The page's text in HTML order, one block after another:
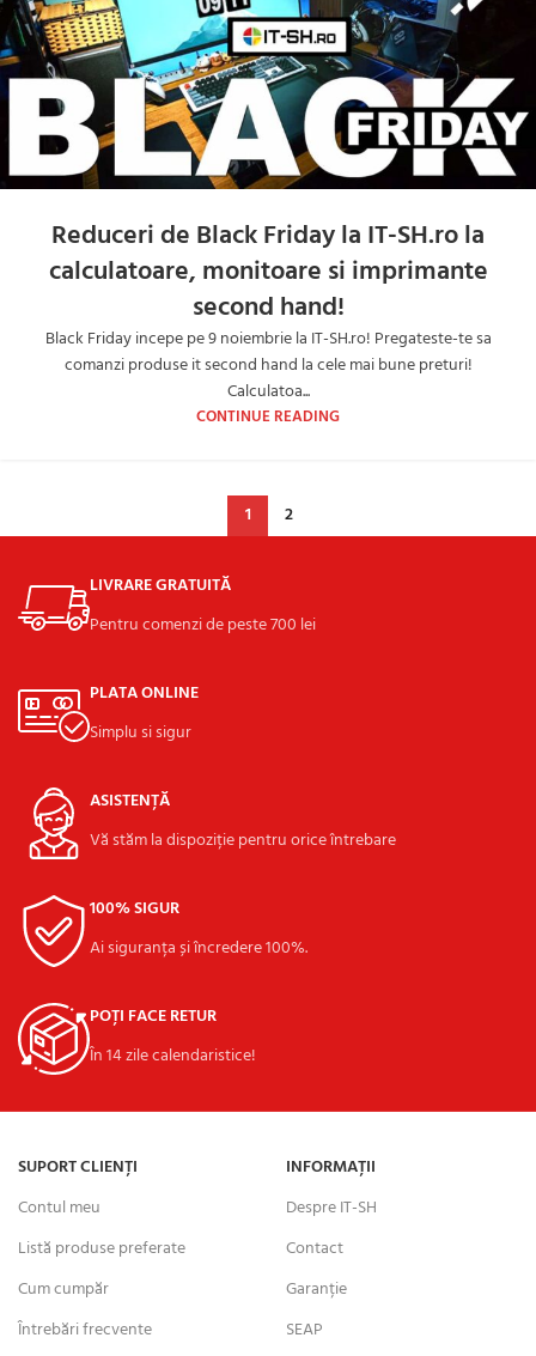
Reduceri de Black Friday la IT-SH.ro la
calculatoare, monitoare si imprimante
second hand!
Black Friday incepe pe 9 noiembrie la IT-SH.ro! Pregateste-te sa
comanzi produse it second hand la cele mai bune preturi!
Calculatoa...
CONTINUE READING
1 2
LIVRARE GRATUITĂ
Pentru comenzi de peste 700 lei
PLATA ONLINE
Simplu si sigur
ASISTENȚĂ
Vă stăm la dispoziție pentru orice întrebare
100% SIGUR
Ai siguranța și încredere 100%.
POȚI FACE RETUR
În 14 zile calendaristice!
SUPORT CLIENȚI
Contul meu
Listă produse preferate
Cum cumpăr
Întrebări frecvente
INFORMAȚII
Despre IT-SH
Contact
Garanție
SEAP